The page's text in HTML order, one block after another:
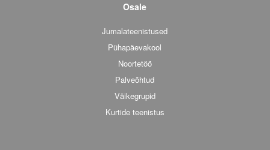
Osale
Jumalateenistused
Pühapäevakool
Noortetöö
Palveõhtud
Väikegrupid
Kurtide teenistus